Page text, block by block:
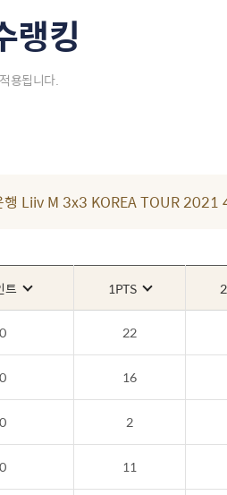
랭킹
용됩니다.
행 Liiv M 3x3 KOREA TOUR 2021
트 1PTS
22
16
2
11